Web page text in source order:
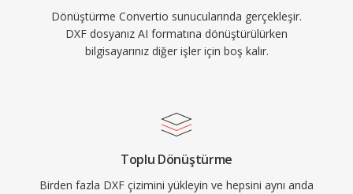
Dönüştürme Convertio sunucularında gerçekleşir.
DXF dosyanız AI formatına dönüştürülürken
bilgisayarınız diğer işler için boş kalır.
Toplu Dönüştürme
Birden fazla DXF çizimini yükleyin ve hepsini aynı anda